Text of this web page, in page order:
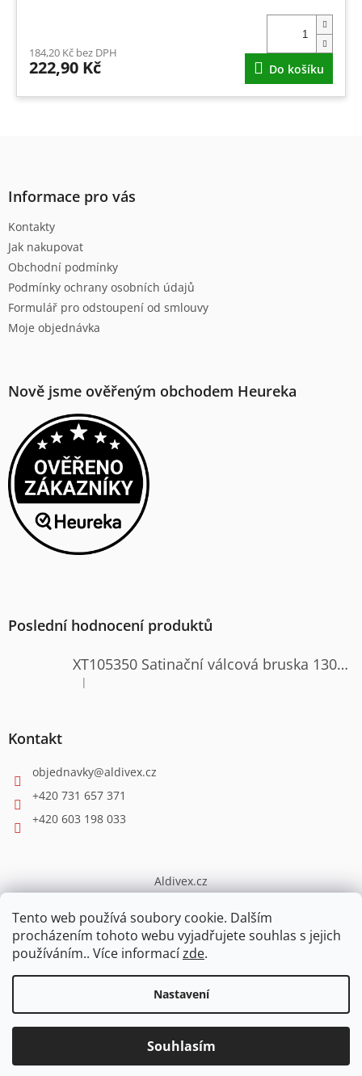
Tento web používá soubory cookie. Dalším
procházením tohoto webu vyjadřujete souhlas s jejich
používáním.. Více informacízde.
Nastavení
Souhlasím
PŘI OBJEDNÁVCE NAD 5000,-Kč sleva 3%, nad 7000,-Kč sleva 4%
z celé částky. Při opakovaných odběrech individuální ceny!
184,20 Kč bez DPH
222,90 Kč Do košíku
Informace pro vás
Kontakty
Jak nakupovat
Obchodní podmínky
Podmínky ochrany osobních údajů
Formulář pro odstoupení od smlouvy
Moje objednávka
Nově jsme ověřeným obchodem Heureka
Poslední hodnocení produktů
XT105350 Satinační válcová bruska 1300W
Hodnocení produktu je 4 z 5 hvězdiček.
|
Kontakt
objednavky@aldivex.cz
+420 731 657 371
+420 603 198 033
Aldivex.cz
broušení
Upravit nastavení cookies